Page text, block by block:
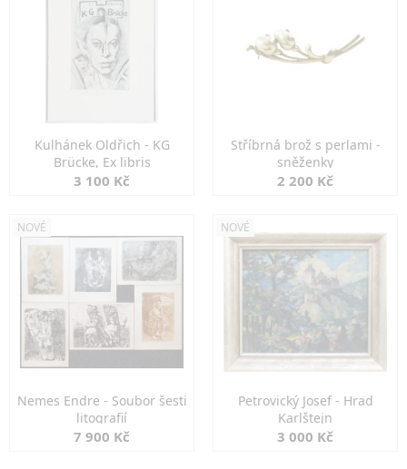
Kulhánek Oldřich - KG
Brücke, Ex libris
3 100 Kč
Stříbrná brož s perlami -
sněženky
2 200 Kč
NOVÉ
Nemes Endre - Soubor šesti
litografií
7 900 Kč
NOVÉ
Petrovický Josef - Hrad
Karlštejn
3 000 Kč